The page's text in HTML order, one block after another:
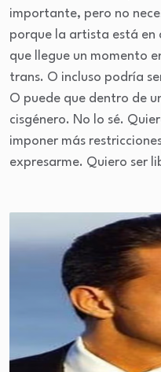
importante, pero no
porque la artista está en
que llegue un momento
trans. O incluso podría
O puede que dentro de
cisgénero. No lo sé.
imponer más
expresarme. Quiero ser